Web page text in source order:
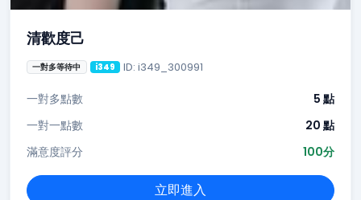
清歡度己
一對多等待中 i349 ID: i349_300991
一對多點數
5 點
一對一點數
20 點
滿意度評分
100分
立即進入